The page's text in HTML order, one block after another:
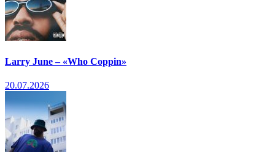
Larry June – «Who Coppin»
20.07.2026